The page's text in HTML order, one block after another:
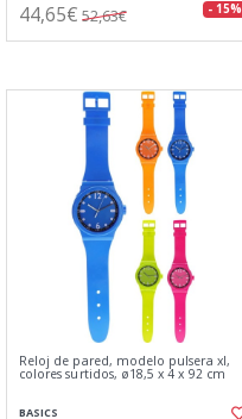
44,65€ 52,63€ - 15%
Reloj de pared, modelo pulsera xl,
colores surtidos, ø18,5 x 4 x 92 cm
BASICS